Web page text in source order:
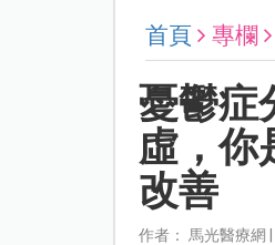
首頁 專欄
憂鬱症
虛，你
改善
作者： 馬光醫療網